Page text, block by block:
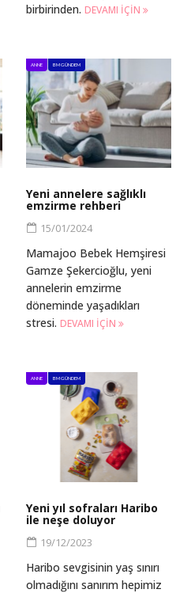
birbirinden. DEVAMI IÇIN
ANNE BM GÜNDEM
Yeni annelere sağlıklı
emzirme rehberi
15/01/2024
Mamajoo Bebek Hemşiresi
Gamze Şekercioğlu, yeni
annelerin emzirme
döneminde yaşadıkları
stresi. DEVAMI IÇIN
ANNE BM GÜNDEM
Yeni yıl sofraları Haribo
ile neşe doluyor
19/12/2023
Haribo sevgisinin yaş sınırı
olmadığını sanırım hepimiz